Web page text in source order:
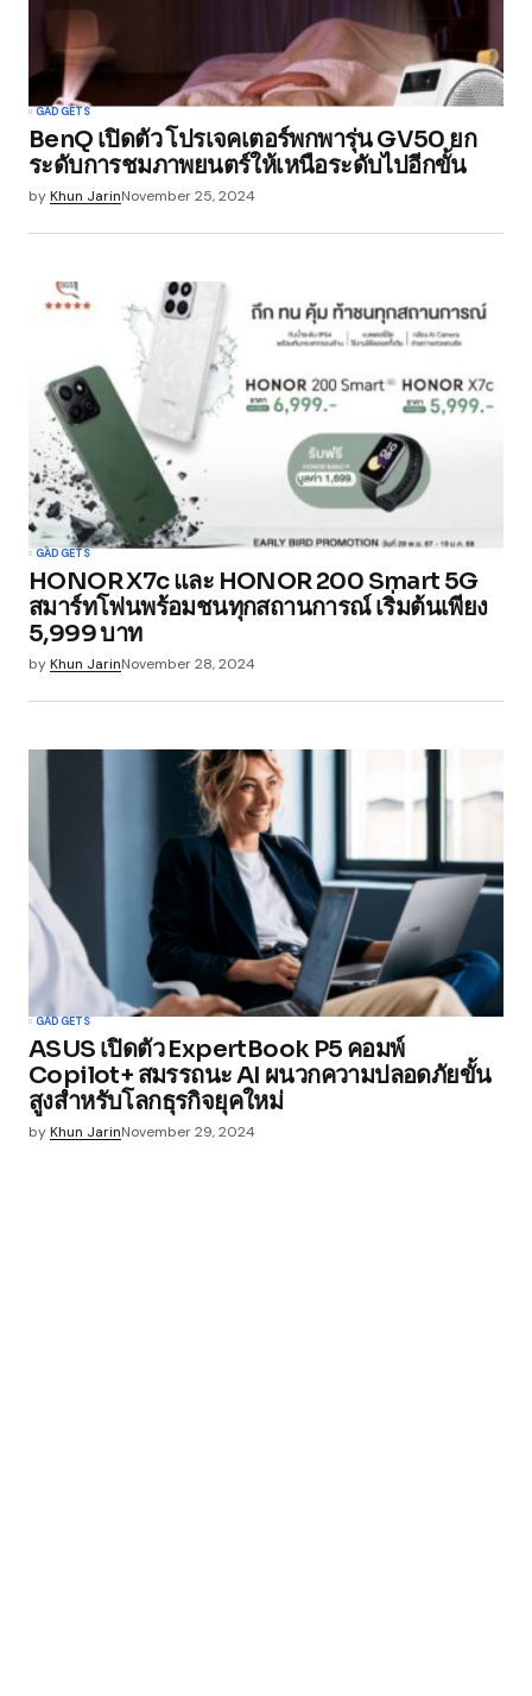
GADGETS
BenQ เปิดตัว โปรเจคเตอร์พกพารุ่น GV50 ยก
ระดับการชมภาพยนตร์ให้เหนือระดับไปอีกขั้น
byKhun JarinNovember 25, 2024
GADGETS
HONOR X7c และ HONOR 200 Smart 5G
สมาร์ทโฟนพร้อมชนทุกสถานการณ์ เริ่มต้นเพียง
5,999 บาท
byKhun JarinNovember 28, 2024
GADGETS
ASUS เปิดตัว ExpertBook P5 คอมพ์
Copilot+ สมรรถนะ AI ผนวกความปลอดภัยขั้น
สูงสำหรับโลกธุรกิจยุคใหม่
byKhun JarinNovember 29, 2024